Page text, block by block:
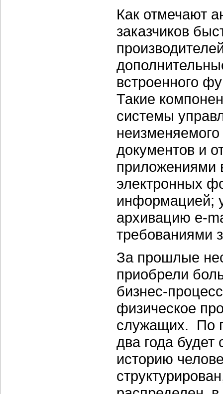
Как отмечают
заказчиков
встроенного
Такие
системы
документов и
приложениями
электронных
информацией;
архивацию e-
требованиями
За прошлые
приобрели
бизнес-
физическое
служащих. По
два года
историю